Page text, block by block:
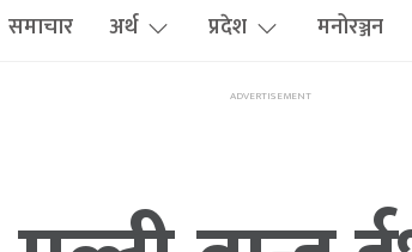
समाचार अर्थ प्रदेश मनोरञ्जन